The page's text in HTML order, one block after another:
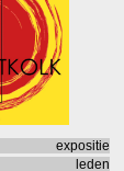
expositie
leden